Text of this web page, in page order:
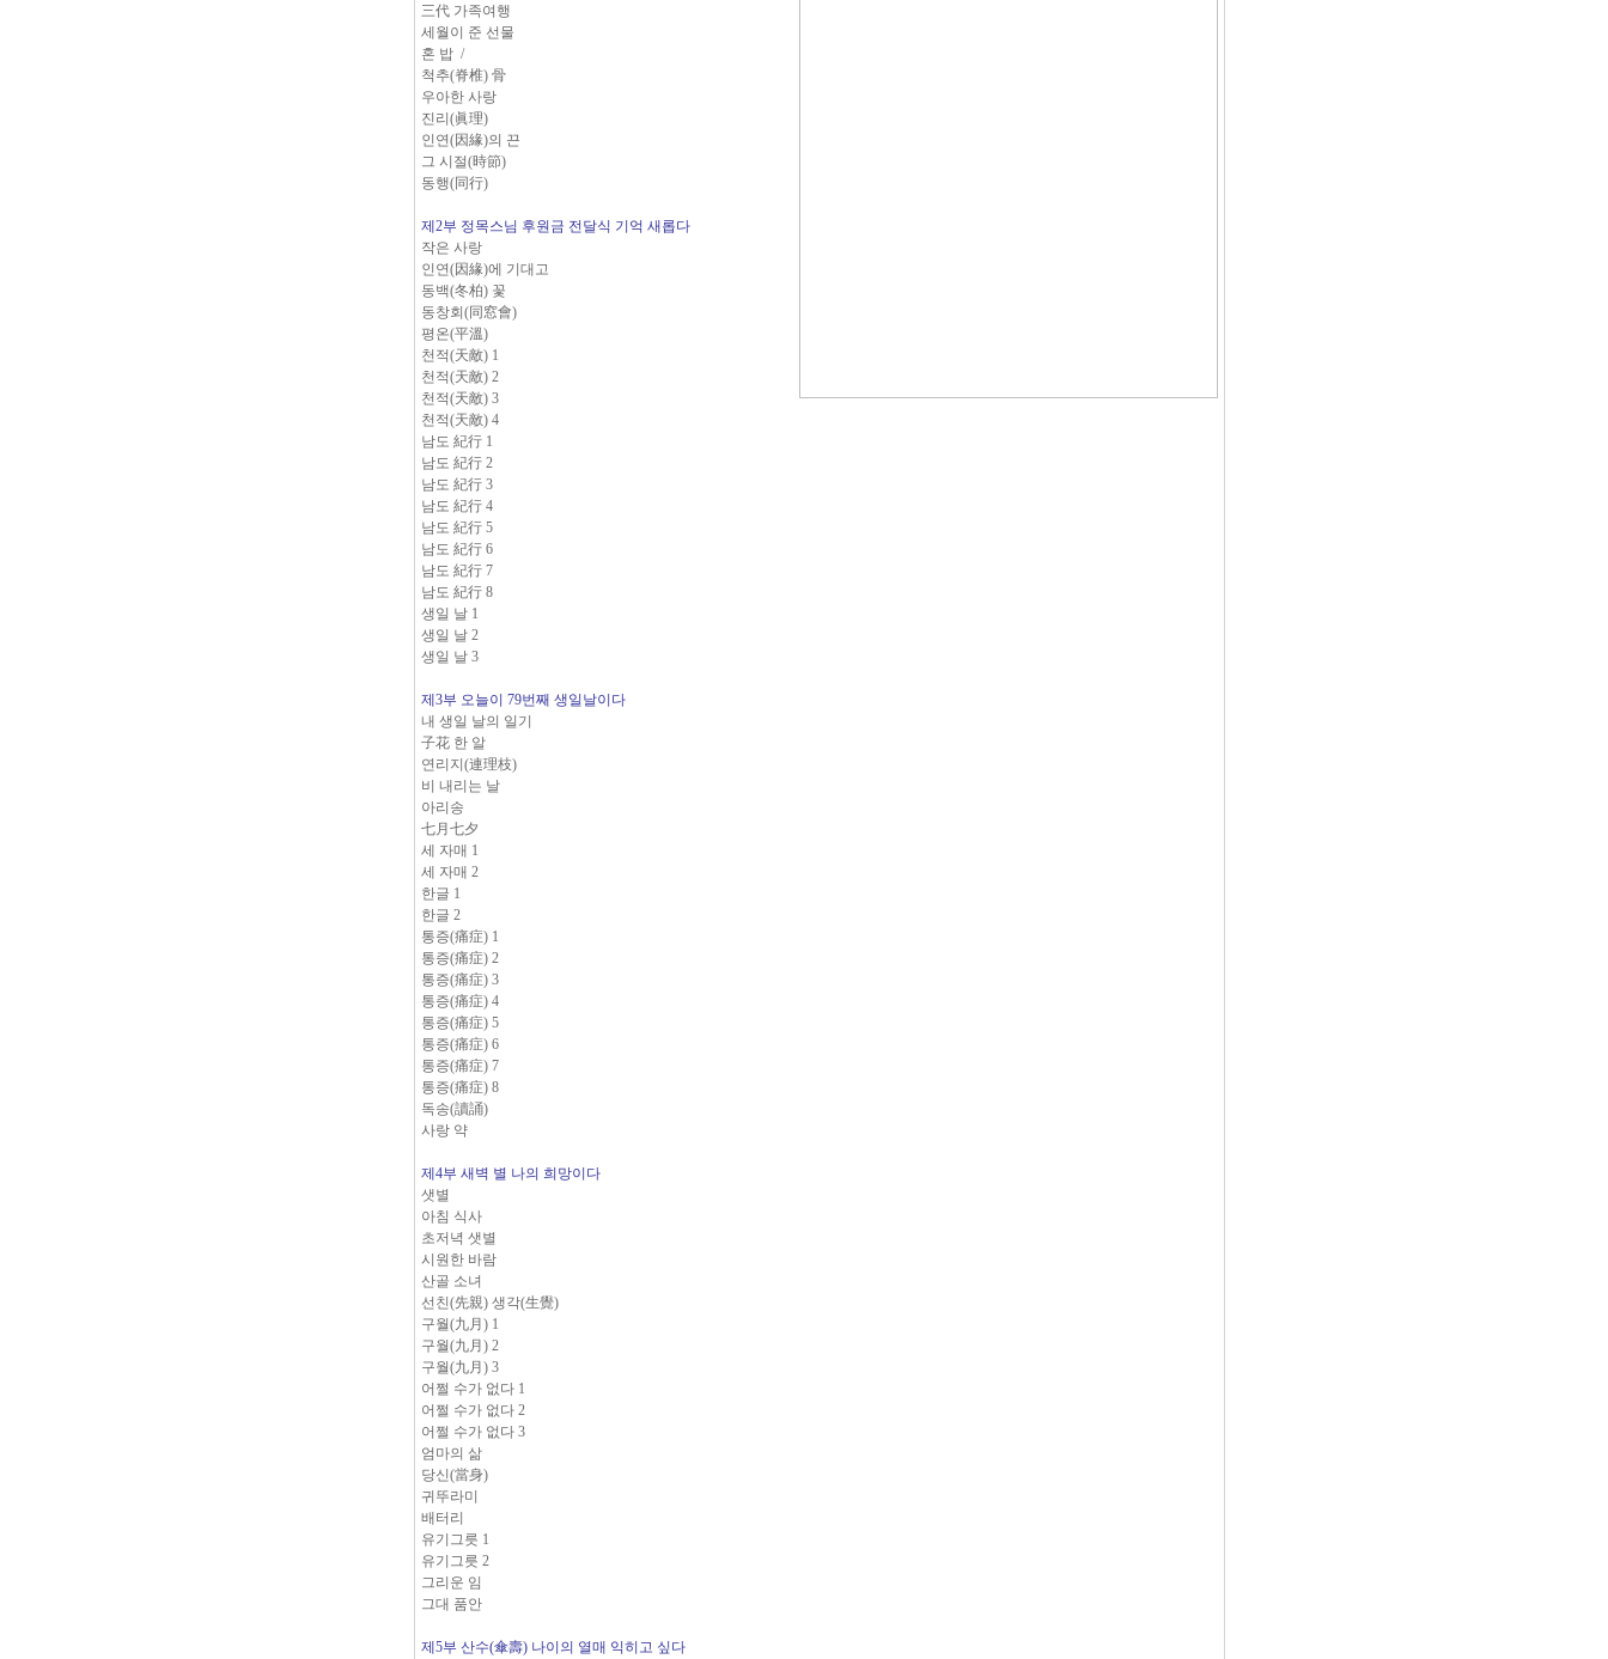
三代 가족여행
세월이 준 선물
혼 밥 /
척추(脊椎) 骨
우아한 사랑
진리(眞理)
인연(因緣)의 끈
그 시절(時節)
동행(同行)
제2부 정목스님 후원금 전달식 기억 새롭다
작은 사랑
인연(因緣)에 기대고
동백(冬柏) 꽃
동창회(同窓會)
평온(平溫)
천적(天敵) 1
천적(天敵) 2
천적(天敵) 3
천적(天敵) 4
남도 紀行 1
남도 紀行 2
남도 紀行 3
남도 紀行 4
남도 紀行 5
남도 紀行 6
남도 紀行 7
남도 紀行 8
생일 날 1
생일 날 2
생일 날 3
제3부 오늘이 79번째 생일날이다
내 생일 날의 일기
子花 한 알
연리지(連理枝)
비 내리는 날
아리송
七月七夕
세 자매 1
세 자매 2
한글 1
한글 2
통증(痛症) 1
통증(痛症) 2
통증(痛症) 3
통증(痛症) 4
통증(痛症) 5
통증(痛症) 6
통증(痛症) 7
통증(痛症) 8
독송(讀誦)
사랑 약
제4부 새벽 별 나의 희망이다
샛별
아침 식사
초저녁 샛별
시원한 바람
산골 소녀
선친(先親) 생각(生覺)
구월(九月) 1
구월(九月) 2
구월(九月) 3
어쩔 수가 없다 1
어쩔 수가 없다 2
어쩔 수가 없다 3
엄마의 삶
당신(當身)
귀뚜라미
배터리
유기그릇 1
유기그릇 2
그리운 임
그대 품안
제5부 산수(傘壽) 나이의 열매 익히고 싶다